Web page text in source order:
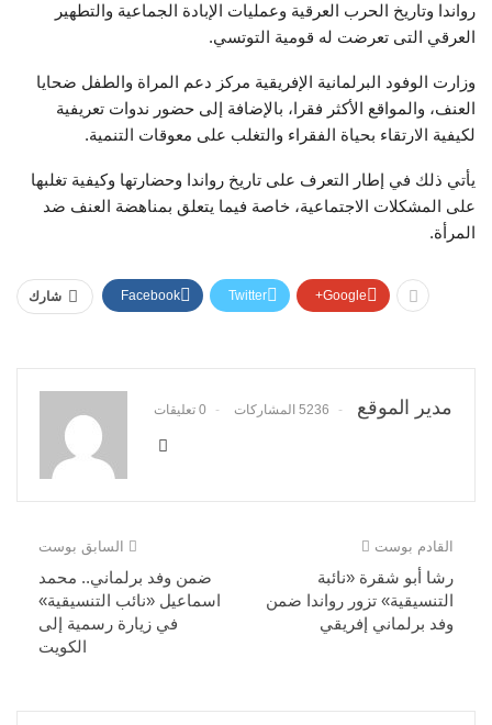
رواندا وتاريخ الحرب العرقية وعمليات الإبادة الجماعية والتطهير
العرقي التى تعرضت له قومية التوتسي.
وزارت الوفود البرلمانية الإفريقية مركز دعم المراة والطفل ضحايا
العنف، والمواقع الأكثر فقرا، بالإضافة إلى حضور ندوات تعريفية
لكيفية الارتقاء بحياة الفقراء والتغلب على معوقات التنمية.
يأتي ذلك في إطار التعرف على تاريخ رواندا وحضارتها وكيفية تغلبها
على المشكلات الاجتماعية، خاصة فيما يتعلق بمناهضة العنف ضد
المرأة.
شارك Facebook Twitter Google+
مدير الموقع 5236 المشاركات 0 تعليقات
السابق بوست
ضمن وفد برلماني.. محمد
اسماعيل «نائب التنسيقية»
في زيارة رسمية إلى
الكويت
القادم بوست
رشا أبو شقرة «نائبة
التنسيقية» تزور رواندا ضمن
وفد برلماني إفريقي